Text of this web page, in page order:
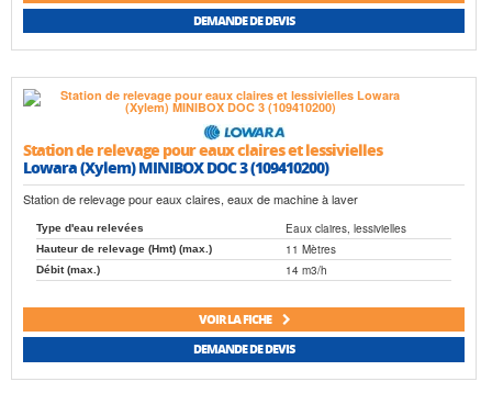
DEMANDE DE DEVIS
Station de relevage pour eaux claires et lessivielles
Lowara (Xylem) MINIBOX DOC 3 (109410200)
Station de relevage pour eaux claires, eaux de machine à laver
Type d'eau relevées Eaux claires, lessivielles
Hauteur de relevage (Hmt) (max.) 11 Mètres
Débit (max.) 14 m3/h
VOIR LA FICHE
DEMANDE DE DEVIS